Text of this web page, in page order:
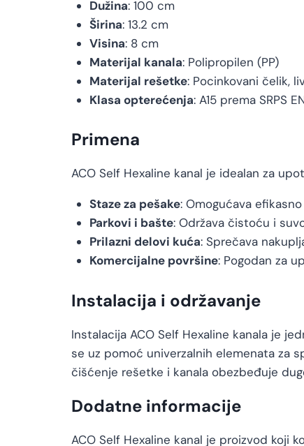
Dužina: 100 cm
Širina: 13.2 cm
Visina: 8 cm
Materijal kanala: Polipropilen (PP)
Materijal rešetke: Pocinkovani čelik,
Klasa opterećenja: A15 prema SRPS
Primena
ACO Self Hexaline kanal je idealan za
Staze za pešake: Omogućava
Parkovi i bašte: Održava čistoću i
Prilazni delovi kuća: Sprečava
Komercijalne površine: Pogodan za
Instalacija i održavanje
Instalacija ACO Self Hexaline kanala je
se uz pomoć univerzalnih elemenata za
čišćenje rešetke i kanala obezbeđuje
Dodatne informacije
ACO Self Hexaline kanal je proizvod koji